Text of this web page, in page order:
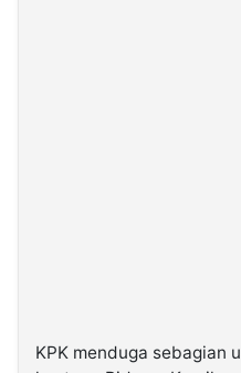
KPK menduga sebagian